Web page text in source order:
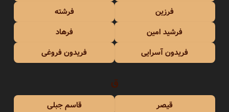
فرزین
فرشته
فرشید امین
فرهاد
فریدون آسرایی
فریدون فروغی
ق
قیصر قاسم جبلی